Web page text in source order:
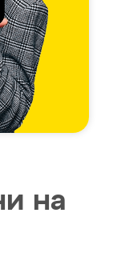
на